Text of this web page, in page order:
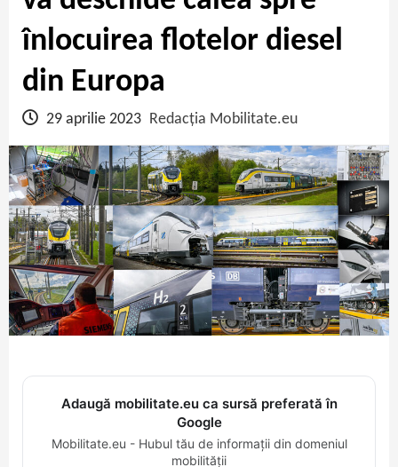
înlocuirea flotelor diesel
din Europa
29 aprilie 2023 Redacția Mobilitate.eu
Adaugă mobilitate.eu ca sursă preferată în
Google
Mobilitate.eu - Hubul tău de informații din domeniul
mobilității